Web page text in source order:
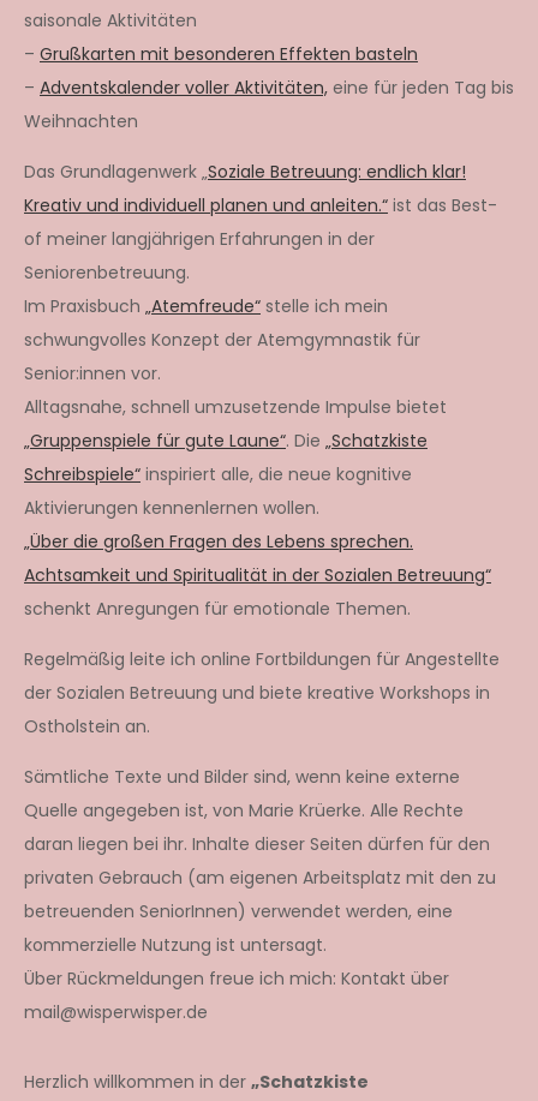
saisonale Aktivitäten
– Grußkarten mit besonderen Effekten basteln
– Adventskalender voller Aktivitäten, eine für jeden Tag bis
Weihnachten
Das Grundlagenwerk „Soziale Betreuung: endlich klar!
Kreativ und individuell planen und anleiten.“ ist das Best-
of meiner langjährigen Erfahrungen in der
Seniorenbetreuung.
Im Praxisbuch „Atemfreude“ stelle ich mein
schwungvolles Konzept der Atemgymnastik für
Senior:innen vor.
Alltagsnahe, schnell umzusetzende Impulse bietet
„Gruppenspiele für gute Laune“. Die „Schatzkiste
Schreibspiele“ inspiriert alle, die neue kognitive
Aktivierungen kennenlernen wollen.
„Über die großen Fragen des Lebens sprechen.
Achtsamkeit und Spiritualität in der Sozialen Betreuung“
schenkt Anregungen für emotionale Themen.
Regelmäßig leite ich online Fortbildungen für Angestellte
der Sozialen Betreuung und biete kreative Workshops in
Ostholstein an.
Sämtliche Texte und Bilder sind, wenn keine externe
Quelle angegeben ist, von Marie Krüerke. Alle Rechte
daran liegen bei ihr. Inhalte dieser Seiten dürfen für den
privaten Gebrauch (am eigenen Arbeitsplatz mit den zu
betreuenden SeniorInnen) verwendet werden, eine
kommerzielle Nutzung ist untersagt.
Über Rückmeldungen freue ich mich: Kontakt über
mail@wisperwisper.de
Herzlich willkommen in der „Schatzkiste